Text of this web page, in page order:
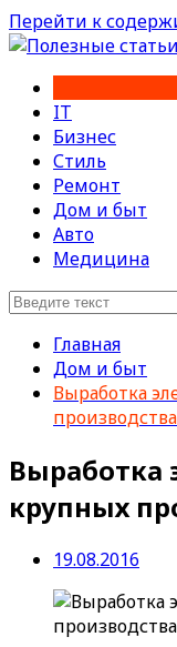
Перейти к
IT
Бизнес
Стиль
Ремонт
Дом и быт
Авто
Медицина
Главная
Дом и быт
Выработка
Выработка
крупных
19.08.2016